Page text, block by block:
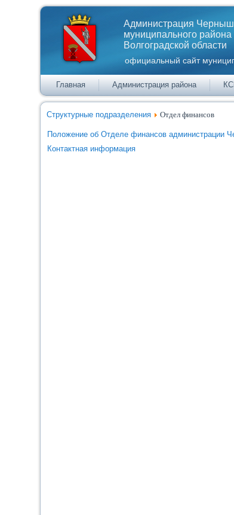
Администрация
муниципального района
Волгоградской области
официальный сайт
Главная Администрация района
Структурные подразделения Отдел финансов
Положение об Отделе финансов администрации
Контактная информация